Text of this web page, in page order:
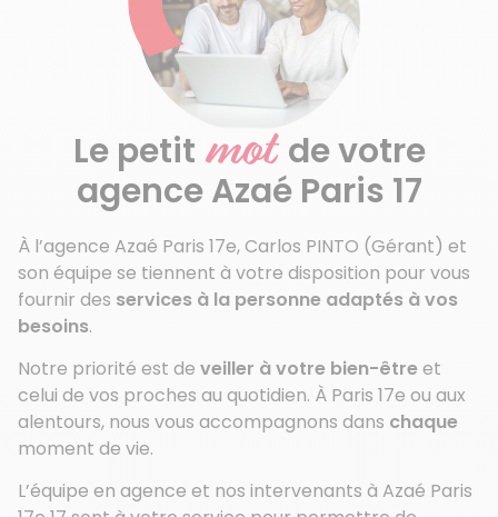
Le petit mot de votre
agence Azaé Paris 17
À l’agence Azaé Paris 17e, Carlos PINTO (Gérant) et
son équipe se tiennent à votre disposition pour vous
fournir des services à la personne adaptés à vos
besoins.
Notre priorité est de veiller à votre bien-être et
celui de vos proches au quotidien. À Paris 17e ou aux
alentours, nous vous accompagnons dans chaque
moment de vie.
L’équipe en agence et nos intervenants à Azaé Paris